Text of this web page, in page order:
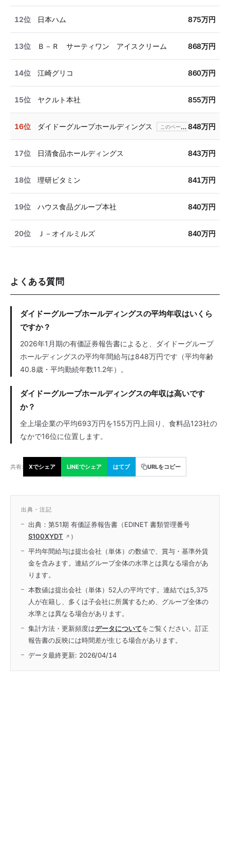
12位 日本ハム 875万円
13位 Ｂ－Ｒ サーティワン アイスクリーム 868万円
14位 江崎グリコ 860万円
15位 ヤクルト本社 855万円
16位 ダイドーグループホールディングス 848万円
17位 日清食品ホールディングス 843万円
18位 理研ビタミン 841万円
19位 ハウス食品グループ本社 840万円
20位 Ｊ－オイルミルズ 840万円
よくある質問
ダイドーグループホールディングスの平均年収はいくら
ですか？
2026年1月期の有価証券報告書によると、ダイドーグループ
ホールディングスの平均年間給与は848万円です（平均年齢
40.8歳・平均勤続年数11.2年）。
ダイドーグループホールディングスの年収は高いです
か？
全上場企業の平均693万円を155万円上回り、食料品123社の
なかで16位に位置します。
共有: Xでシェア LINEでシェア はてブ URLをコピー
出典・注記
出典：第51期 有価証券報告書（EDINET 書類管理番号
S100XYDT
）
平均年間給与は提出会社（単体）の数値で、賞与・基準外賃
金を含みます。連結グループ全体の水準とは異なる場合があ
ります。
本数値は提出会社（単体）52人の平均です。連結では5,375
人が在籍し、多くは子会社に所属するため、グループ全体の
水準とは異なる場合があります。
集計方法・更新頻度はデータについてをご覧ください。訂正
報告書の反映には時間差が生じる場合があります。
データ最終更新: 2026/04/14